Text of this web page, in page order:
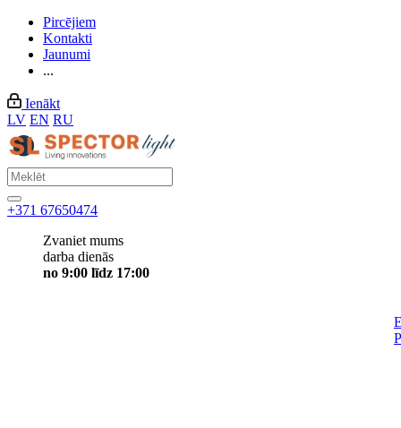
Pircējiem
Kontakti
Jaunumi
...
Ienākt
LV EN RU
+371 67650474
Zvaniet mums
darba dienās
no 9:00 līdz 17:00